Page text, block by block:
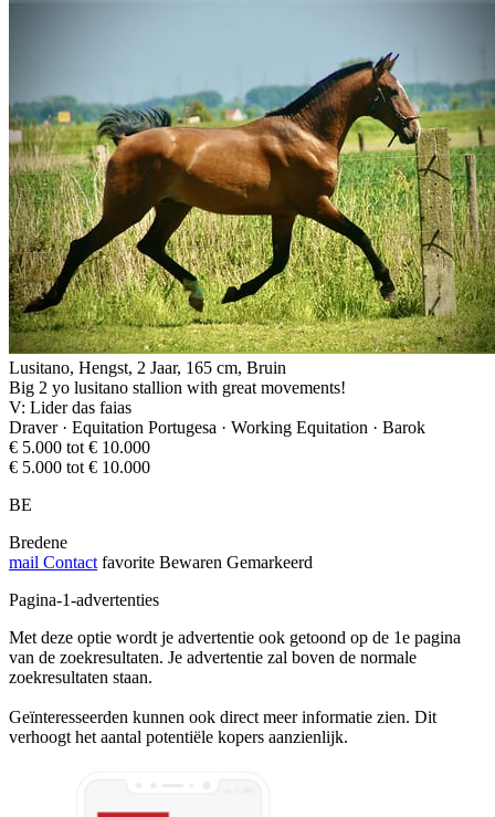
Lusitano, Hengst, 2 Jaar, 165 cm, Bruin
Big 2 yo lusitano stallion with great movements!
V: Lider das faias
Draver · Equitation Portugesa · Working Equitation · Barok
€ 5.000 tot € 10.000
€ 5.000 tot € 10.000
BE
Bredene
mail Contact favorite Bewaren Gemarkeerd
Pagina-1-advertenties
Met deze optie wordt je advertentie ook getoond op de 1e pagina
van de zoekresultaten. Je advertentie zal boven de normale
zoekresultaten staan.
Geïnteresseerden kunnen ook direct meer informatie zien. Dit
verhoogt het aantal potentiële kopers aanzienlijk.